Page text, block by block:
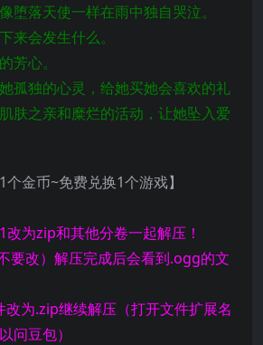
堕落天使一样在雨中独自哭泣。
来会发生什么。
芳心。
孤独的心灵，给她买她会喜欢的礼
肤之亲和糜烂的活动，让她坠入爱
个金币~免费兑换1个游戏】
为zip和其他分卷一起解压！
要改）解压完成后会看到.ogg的文
为.zip继续解压（打开文件扩展名
问豆包）